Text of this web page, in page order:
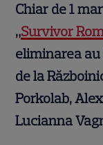
Chiar de 1
„Survivor
eliminarea
de la
Porkolab,
Lucianna